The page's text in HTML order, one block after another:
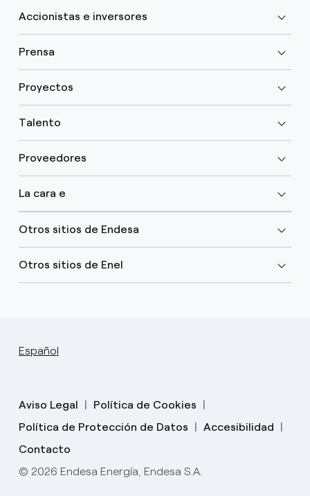
Accionistas e inversores
Prensa
Proyectos
Talento
Proveedores
La cara e
Otros sitios de Endesa
Otros sitios de Enel
Español
Aviso Legal
Política de Cookies
Política de Protección de Datos
Accesibilidad
Contacto
© 2026 Endesa Energía, Endesa S.A.